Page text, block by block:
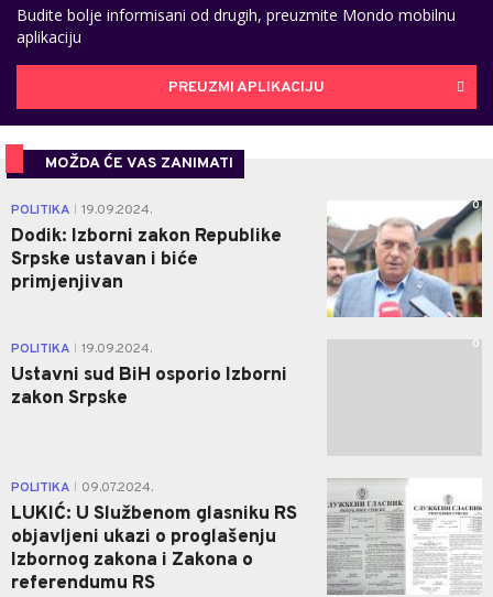
Budite bolje informisani od drugih, preuzmite Mondo mobilnu
aplikaciju
PREUZMI APLIKACIJU
MOŽDA ĆE VAS ZANIMATI
POLITIKA 19.09.2024.
Dodik: Izborni zakon Republike
Srpske ustavan i biće
primjenjivan
0
POLITIKA 19.09.2024.
Ustavni sud BiH osporio Izborni
zakon Srpske
0
POLITIKA 09.07.2024.
LUKIĆ: U Službenom glasniku RS
objavljeni ukazi o proglašenju
Izbornog zakona i Zakona o
referendumu RS